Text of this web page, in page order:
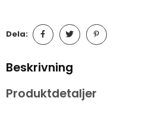
Dela:
Beskrivning
Produktdetaljer